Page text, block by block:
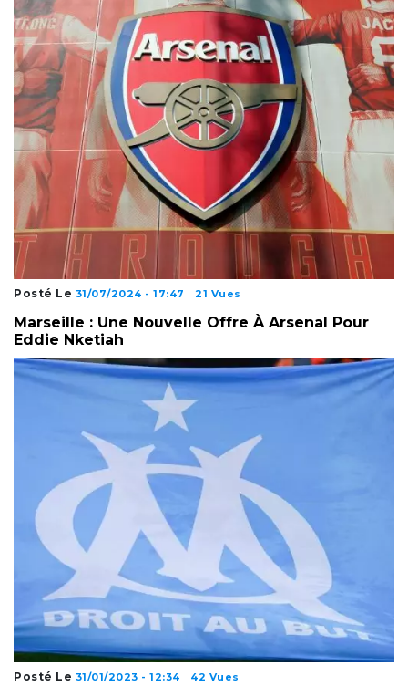
Posté Le 31/07/2024 - 17:47 21 Vues
Marseille : Une Nouvelle Offre À Arsenal Pour
Eddie Nketiah
Posté Le 31/01/2023 - 12:34 42 Vues